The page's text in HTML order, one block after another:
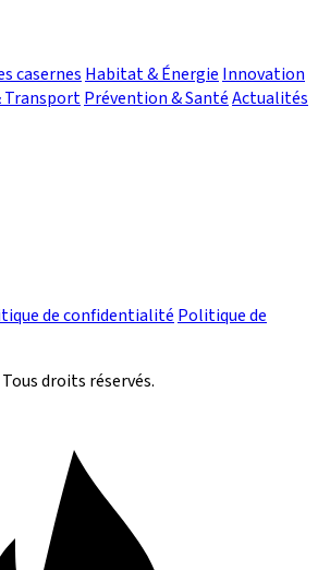
casernes Habitat & Énergie Innovation
TransportPrévention & SantéActualités
de confidentialité Politique de
droits réservés.